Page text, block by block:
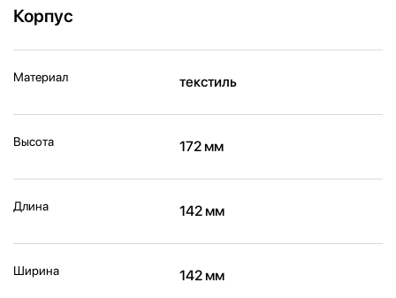
Корпус
Материал текстиль
Высота 172 мм
Длина 142 мм
Ширина 142 мм